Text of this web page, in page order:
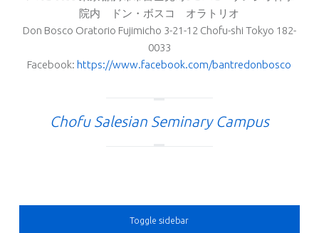
院内 ドン・ボスコ オラトリオ
Don Bosco Oratorio Fujimicho 3-21-12 Chofu-shi Tokyo 182-
0033
Facebook: https://www.facebook.com/bantredonbosco
Chofu Salesian Seminary Campus
SIDEBAR
Toggle sidebar